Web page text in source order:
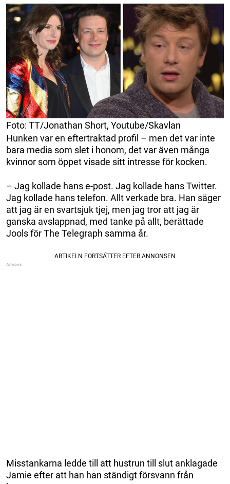
Foto: TT/Jonathan Short, Youtube/Skavlan
Hunken var en eftertraktad profil – men det var inte
bara media som slet i honom, det var även många
kvinnor som öppet visade sitt intresse för kocken.
– Jag kollade hans e-post. Jag kollade hans Twitter.
Jag kollade hans telefon. Allt verkade bra. Han säger
att jag är en svartsjuk tjej, men jag tror att jag är
ganska avslappnad, med tanke på allt, berättade
Jools för The Telegraph samma år.
Misstankarna ledde till att hustrun till slut anklagade
Jamie efter att han han ständigt försvann från